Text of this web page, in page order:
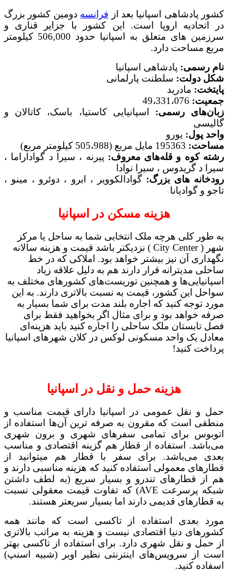
کشور پادشاهی اسپانیا بعد از فرانسه دومین کشور بزرگ
در اتحادیه اروپا است. این کشور با جزایر قناری و
سرزمین های متعلق به اسپانیا حدود 506,000 کیلومتر
مربع مساحت دارد.
نام رسمی: پادشاهی اسپانیا
شکل دولت: سلطنت پارلمانی
پایتخت: مادرید
جمعیت:
زبان‌های رسمی: اسپانیایی کاستیا، باسک، کاتالان و
گالیسی
واحد پول: یورو
مساحت:
رشته کوه و قله‌های معروف: پیرنه ، سیرا د گواداراما ،
سیرا د گریدوس ، سیرا نوادا
رودخانه های بزرگ: گوادالکوویر ، ابرو ، دوئرو ، مینو ،
تاجو و گوادیانا
هزینه مسکن در اسپانیا
به طور کلی هرچه ملک انتخابی شما به ساحل یا مرکز
شهر ( City Center ) نزدیکتر باشد قیمت و هزینه سالانه
نگهداری آن نیز بیشتر خواهد بود. املاکی که در خط
ساحلی مدیترانه قرار دارند هم به دلیل علاقه زیاد
اسپانیایی‌ها و همچنین توریست‌های کشورهای مختلف به
سواحل این کشور، قیمت به نسبت بالاتری دارند. به این
مورد توجه کنید که اجاره بلند مدت برای شما بسیار به
صرفه‌ خواهد بود و برای مثال اگر بخواهید فقط برای
فصل تابستان ملک ساحلی را اجاره کنید باید هزینه‌ای
معادل یک واحد مسکونی لوکس در کلان شهر‌های اسپانیا
پرداخت کنید!
هزینه حمل و نقل در اسپانیا
حمل و نقل عمومی در اسپانیا دارای قیمت مناسب و
منطقی است که مقرون به صرفه ترین آن‌ها استفاده از
اتوبوس برای تمامی سفرهای شهری و برون شهری
می‌باشد. استفاده از قطار هم گزینه اقتصادی و مناسب
بعدی می‌باشد. برای سفر با قطار هم میتوانید از
قطارهای معمولی استفاده کنید که هزینه مناسبی دارند و
هم از قطارهای تندرو و بسیار سریع (به لطف داشتن
شبکه پرسرعت AVE) که تفاوت قیمت معقولی نسبت
به قطارهای قدیمی دارند اما بسیار سریعتر هستند.
مورد بعدی استفاده از تاکسی است که مانند همه
کشورهای دنیا اقتصادی نیست و هزینه به مراتب بالاتری
از حمل و نقل شهری دارد. برای استفاده از تاکسی بهتر
است از سرویس‌های اینترنتی نظیر اوبر (شبیه اسنپ)
اسفاده کنید.